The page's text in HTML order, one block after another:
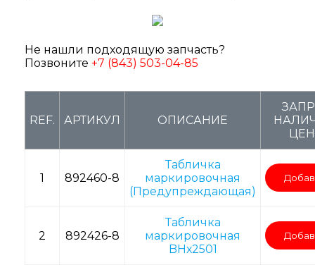
Не нашли подходящую запчасть?
Позвоните +7 (843) 503-04-85
REF. АРТИКУЛ ОПИСАНИЕ
1 892460-8
Табличка
маркировочная
(Предупреждающая)
2 892426-8
Табличка
маркировочная
BHх2501